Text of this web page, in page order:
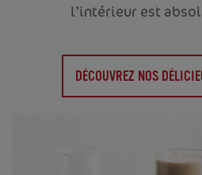
l’intérieur est
DÉCOUVREZ NOS